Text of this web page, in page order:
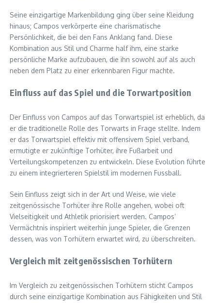
Seine einzigartige Markenbildung ging über seine Kleidung
hinaus; Campos verkörperte eine charismatische
Persönlichkeit, die bei den Fans Anklang fand. Diese
Kombination aus Stil und Charme half ihm, eine starke
persönliche Marke aufzubauen, die ihn sowohl auf als auch
neben dem Platz zu einer erkennbaren Figur machte.
Einfluss auf das Spiel und die Torwartposition
Der Einfluss von Campos auf das Torwartspiel ist erheblich, da
er die traditionelle Rolle des Torwarts in Frage stellte. Indem
er das Torwartspiel effektiv mit offensivem Spiel verband,
ermutigte er zukünftige Torhüter, ihre Fußarbeit und
Verteilungskompetenzen zu entwickeln. Diese Evolution führte
zu einem integrierteren Spielstil im modernen Fussball.
Sein Einfluss zeigt sich in der Art und Weise, wie viele
zeitgenössische Torhüter ihre Rolle angehen, wobei oft
Vielseitigkeit und Athletik priorisiert werden. Campos’
Vermächtnis inspiriert weiterhin junge Spieler, die Grenzen
dessen, was von Torhütern erwartet wird, zu überschreiten.
Vergleich mit zeitgenössischen Torhütern
Im Vergleich zu zeitgenössischen Torhütern sticht Campos
durch seine einzigartige Kombination aus Fähigkeiten und Stil